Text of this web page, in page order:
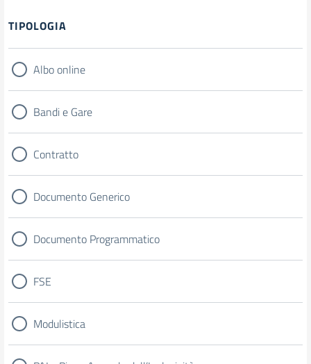
Filtri
TIPOLOGIA
Albo online
Bandi e Gare
Contratto
Documento Generico
Documento Programmatico
FSE
Modulistica